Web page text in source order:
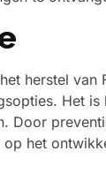
herstel
Het
Door
het